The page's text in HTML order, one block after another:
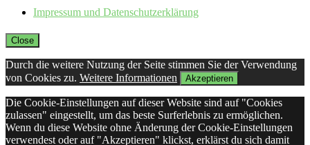
Impressum und Datenschutzerklärung
Close
Durch die weitere Nutzung der Seite stimmen Sie der Verwendung
von Cookies zu. Weitere Informationen Akzeptieren
Die Cookie-Einstellungen auf dieser Website sind auf "Cookies
zulassen" eingestellt, um das beste Surferlebnis zu ermöglichen.
Wenn du diese Website ohne Änderung der Cookie-Einstellungen
verwendest oder auf "Akzeptieren" klickst, erklärst du sich damit